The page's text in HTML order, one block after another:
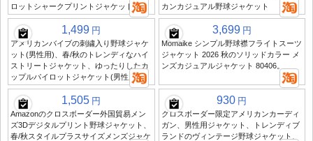
ロットシャークプリントジャケット
カンカジュアル野球ジャケット
1,499 円
アメリカンバイブの刺繍入り野球ジャケ
ット(男性用)、春/秋のトレンディなハイ
ストリートジャケット、ゆったりしたカ
ップルパイロットジャケット(男性用)
3,699 円
Momaike シンプル野球襟フライトスーツ
ジャケット 2026 秋のソリッドカラー メ
ンズカジュアルジャケット 80406。
1,505 円
Amazonのクロスボーダー外国貿易メン
ズ3Dデジタルプリント野球ジャケット、
春/秋スタイルプラスサイズメンズジャケ
930 円
クロスボーダー限定アメリカンカーディ
ガン、男性用ジャケット、トレンディブ
ランドのヴィンテージ野球ジャケット、